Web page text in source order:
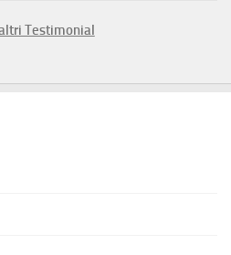
Testimonial